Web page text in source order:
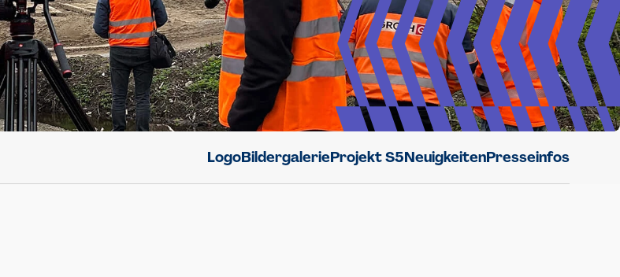
LogoBildergalerieProjekt S5NeuigkeitenPresseinfos